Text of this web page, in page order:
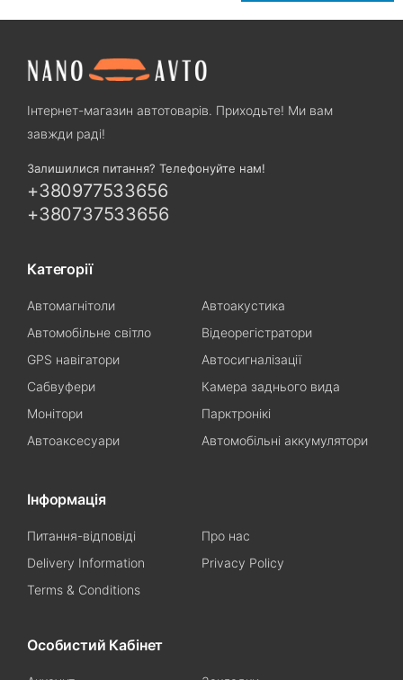
Інтернет-магазин автотоварів. Приходьте! Ми вам
завжди раді!
Залишилися питання? Телефонуйте нам!
+380977533656
+380737533656
Категорії
Автомагнітоли
Автоакустика
Автомобільне світло
Відеорегістратори
GPS навігатори
Автосигналізації
Сабвуфери
Камера заднього вида
Монітори
Парктронікі
Автоаксесуари
Автомобільні аккумулятори
Інформація
Питання-відповіді
Про нас
Delivery Information
Privacy Policy
Terms & Conditions
Особистий Кабінет